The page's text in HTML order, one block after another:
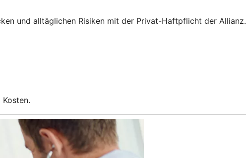
und alltäglichen Risiken mit der Privat-Haftpflicht der Allianz.